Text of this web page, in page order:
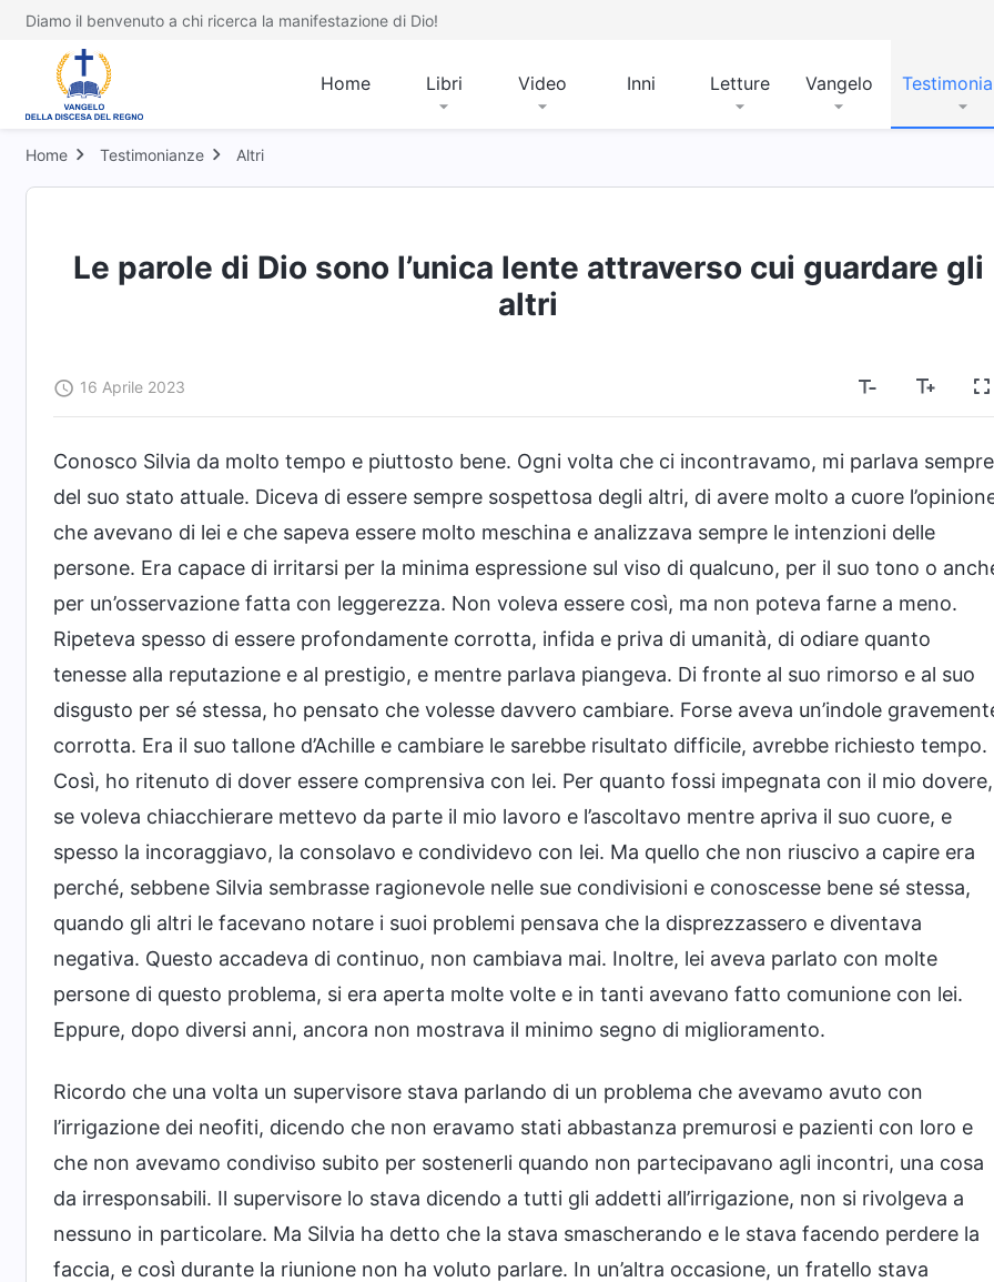
Diamo il benvenuto a chi ricerca la manifestazione di Dio!
Home Libri Video Inni Letture Vangelo
Home Testimonianze Altri
Le parole di Dio sono l’unica lente attraverso cui guardare gli
altri
16 Aprile 2023
Conosco Silvia da molto tempo e piuttosto bene. Ogni volta che ci incontravamo, mi parlava sempre
del suo stato attuale. Diceva di essere sempre sospettosa degli altri, di avere molto a cuore
che avevano di lei e che sapeva essere molto meschina e analizzava sempre le intenzioni delle
persone. Era capace di irritarsi per la minima espressione sul viso di qualcuno, per il suo tono o
per un’osservazione fatta con leggerezza. Non voleva essere così, ma non poteva farne a meno.
Ripeteva spesso di essere profondamente corrotta, infida e priva di umanità, di odiare quanto
tenesse alla reputazione e al prestigio, e mentre parlava piangeva. Di fronte al suo rimorso e al suo
disgusto per sé stessa, ho pensato che volesse davvero cambiare. Forse aveva un’indole
corrotta. Era il suo tallone d’Achille e cambiare le sarebbe risultato difficile, avrebbe richiesto tempo.
Così, ho ritenuto di dover essere comprensiva con lei. Per quanto fossi impegnata con il mio dovere,
se voleva chiacchierare mettevo da parte il mio lavoro e l’ascoltavo mentre apriva il suo cuore, e
spesso la incoraggiavo, la consolavo e condividevo con lei. Ma quello che non riuscivo a capire era
perché, sebbene Silvia sembrasse ragionevole nelle sue condivisioni e conoscesse bene sé stessa,
quando gli altri le facevano notare i suoi problemi pensava che la disprezzassero e diventava
negativa. Questo accadeva di continuo, non cambiava mai. Inoltre, lei aveva parlato con molte
persone di questo problema, si era aperta molte volte e in tanti avevano fatto comunione con lei.
Eppure, dopo diversi anni, ancora non mostrava il minimo segno di miglioramento.
Ricordo che una volta un supervisore stava parlando di un problema che avevamo avuto con
l’irrigazione dei neofiti, dicendo che non eravamo stati abbastanza premurosi e pazienti con loro e
che non avevamo condiviso subito per sostenerli quando non partecipavano agli incontri, una cosa
da irresponsabili. Il supervisore lo stava dicendo a tutti gli addetti all’irrigazione, non si rivolgeva a
nessuno in particolare. Ma Silvia ha detto che la stava smascherando e le stava facendo perdere la
faccia, e così durante la riunione non ha voluto parlare. In un’altra occasione, un fratello stava